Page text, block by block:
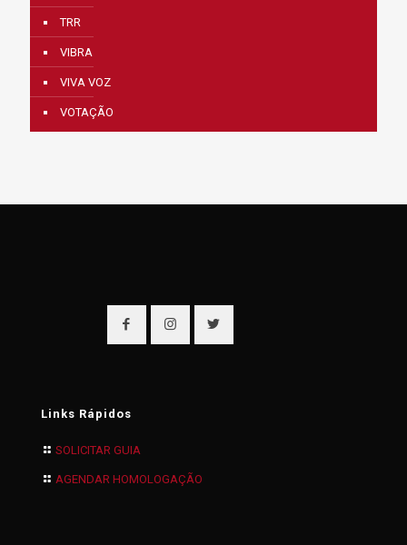
TRR
VIBRA
VIVA VOZ
VOTAÇÃO
Links Rápidos
SOLICITAR GUIA
AGENDAR HOMOLOGAÇÃO